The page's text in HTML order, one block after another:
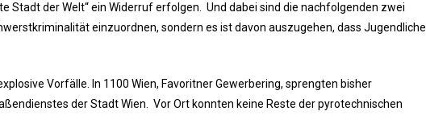
Stadt der Welt“ ein Widerruf erfolgen. Und dabei sind die nachfolgenden zwei
einzuordnen, sondern es ist davon auszugehen, dass Jugendliche
Vorfälle. In 1100 Wien, Favoritner Gewerbering, sprengten bisher
der Stadt Wien. Vor Ort konnten keine Reste der pyrotechnischen